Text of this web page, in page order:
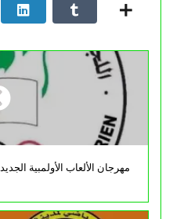
مهرجان الألعاب الأولمبية